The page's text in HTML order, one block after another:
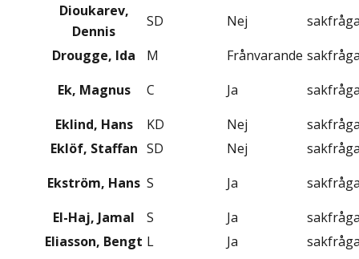
Dioukarev,
Dennis
SD Nej
Drougge, Ida
M Frånvarande
Ek, Magnus
C Ja
Eklind, Hans
KD Nej
Eklöf, Staffan SD Nej
Ekström, Hans S Ja
El-Haj, Jamal
S Ja
Eliasson, Bengt L Ja